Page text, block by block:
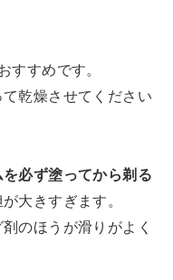
すすめです。
乾燥させてください
必ず塗ってから剃る
大きすぎます。
のほうが滑りがよく